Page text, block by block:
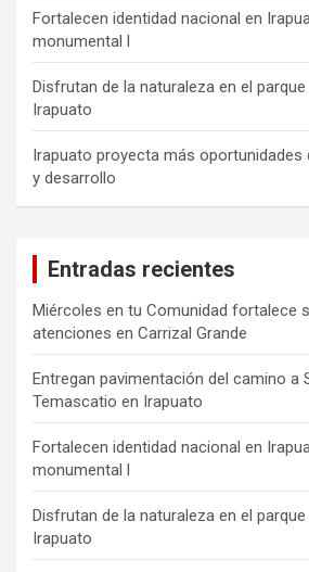
Fortalecen identidad nacional en
monumental l
Disfrutan de la naturaleza en el
Irapuato
Irapuato proyecta más oportunidades
y desarrollo
Entradas recientes
Miércoles en tu Comunidad fortalece
atenciones en Carrizal Grande
Entregan pavimentación del camino a
Temascatio en Irapuato
Fortalecen identidad nacional en
monumental l
Disfrutan de la naturaleza en el
Irapuato